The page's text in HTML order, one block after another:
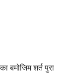
बमोजिम शर्त पुरा